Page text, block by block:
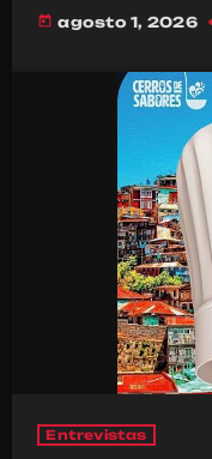
today agosto 1, 2026
Entrevistas